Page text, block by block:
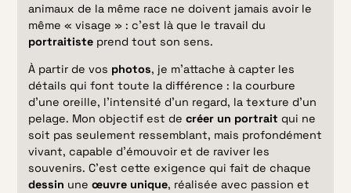
animaux de la même race ne doivent jamais avoir le
même « visage » : c’est là que le travail du
portraitisteprend tout son sens.
À partir de vos photos, je m’attache à capter les
détails qui font toute la différence : la courbure
d’une oreille, l’intensité d’un regard, la texture d’un
pelage. Mon objectif est de créer un portrait qui ne
soit pas seulement ressemblant, mais profondément
vivant, capable d’émouvoir et de raviver les
souvenirs. C’est cette exigence qui fait de chaque
dessin une œuvre unique, réalisée avec passion et